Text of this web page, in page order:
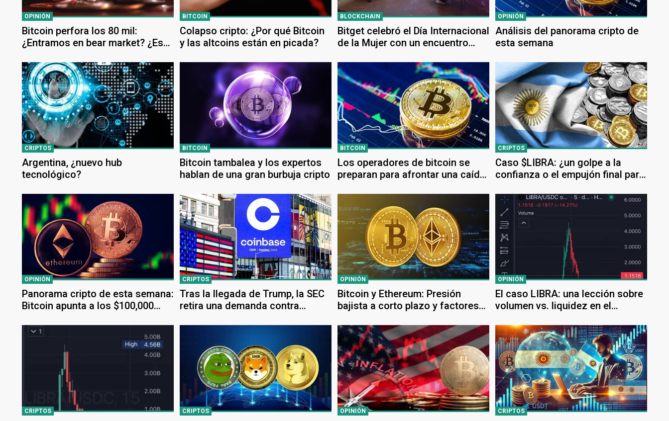
OPINIÓN
Bitcoin perfora los 80 mil:
¿Entramos en bear market? ¿Es
BITCOIN
Colapso cripto: ¿Por qué Bitcoin
y las altcoins están en picada?
BLOCKCHAIN
Bitget celebró el Día Internacional
de la Mujer con un encuentro
cripto y blockchain en Argentina
OPINIÓN
Análisis del panorama cripto de
esta semana
CRIPTOS
Argentina, ¿nuevo hub
tecnológico?
BITCOIN
Bitcoin tambalea y los expertos
hablan de una gran burbuja cripto
BITCOIN
Los operadores de bitcoin se
preparan para afrontar una caída
CRIPTOS
Caso $LIBRA: ¿un golpe a la
confianza o el empujón final para
OPINIÓN
Panorama cripto de esta semana:
Bitcoin apunta a los $100,000
$3,000
CRIPTOS
Tras la llegada de Trump, la SEC
retira una demanda contra
OPINIÓN
Bitcoin y Ethereum: Presión
bajista a corto plazo y factores
OPINIÓN
El caso LIBRA: una lección sobre
volumen vs. liquidez en el
CRIPTOS CRIPTOS OPINIÓN CRIPTOS